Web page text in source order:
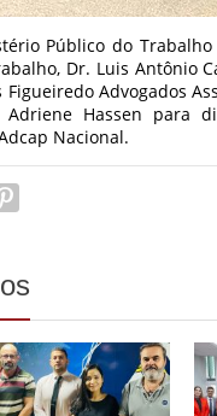
Público do
Dr. Luis Antônio
Advogados
Hassen para
Nacional.